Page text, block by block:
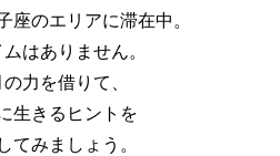
座のエリアに滞在中。
はありません。
力を借りて、
生きるヒントを
てみましょう。